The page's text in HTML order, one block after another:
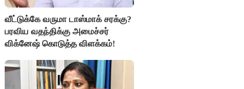
வீட்டுக்கே வருமா டாஸ்மாக் சரக்கு?
பரவிய வதந்திக்கு அமைச்சர்
விக்னேஷ் கொடுத்த விளக்கம்!